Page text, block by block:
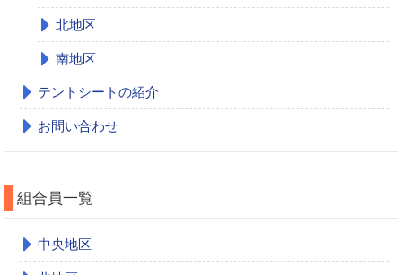
北地区
南地区
テントシートの紹介
お問い合わせ
組合員一覧
中央地区